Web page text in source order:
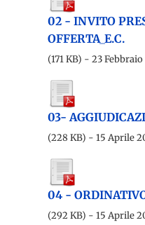
02 - INVITO
OFFERTA_E.C.
(171 KB) - 23
03-
(228 KB) - 15 Aprile
04 -
(292 KB) - 15 Aprile